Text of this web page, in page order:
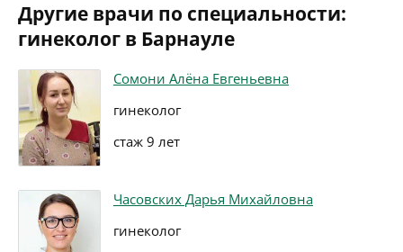
Другие врачи по специальности:
гинеколог в Барнауле
Сомони Алёна Евгеньевна
гинеколог
стаж 9 лет
Часовских Дарья Михайловна
гинеколог